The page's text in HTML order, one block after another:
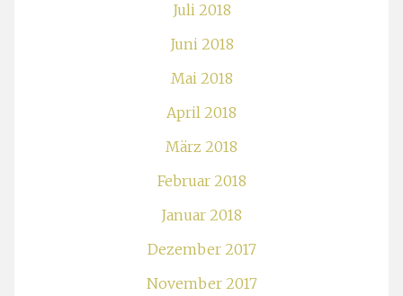
Juli 2018
Juni 2018
Mai 2018
April 2018
März 2018
Februar 2018
Januar 2018
Dezember 2017
November 2017